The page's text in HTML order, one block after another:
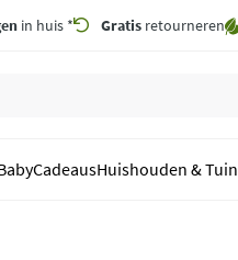
in huis * Gratis retourneren
CadeausHuishouden & Tuin